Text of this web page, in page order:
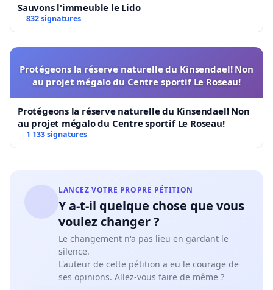
Sauvons l'immeuble le Lido
832 signatures
Protégeons la réserve naturelle du Kinsendael! Non
au projet mégalo du Centre sportif Le Roseau!
Protégeons la réserve naturelle du Kinsendael! Non
au projet mégalo du Centre sportif Le Roseau!
1 133 signatures
LANCEZ VOTRE PROPRE PÉTITION
Y a-t-il quelque chose que vous
voulez changer ?
Le changement n'a pas lieu en gardant le
silence.
L'auteur de cette pétition a eu le courage de
ses opinions. Allez-vous faire de même ?